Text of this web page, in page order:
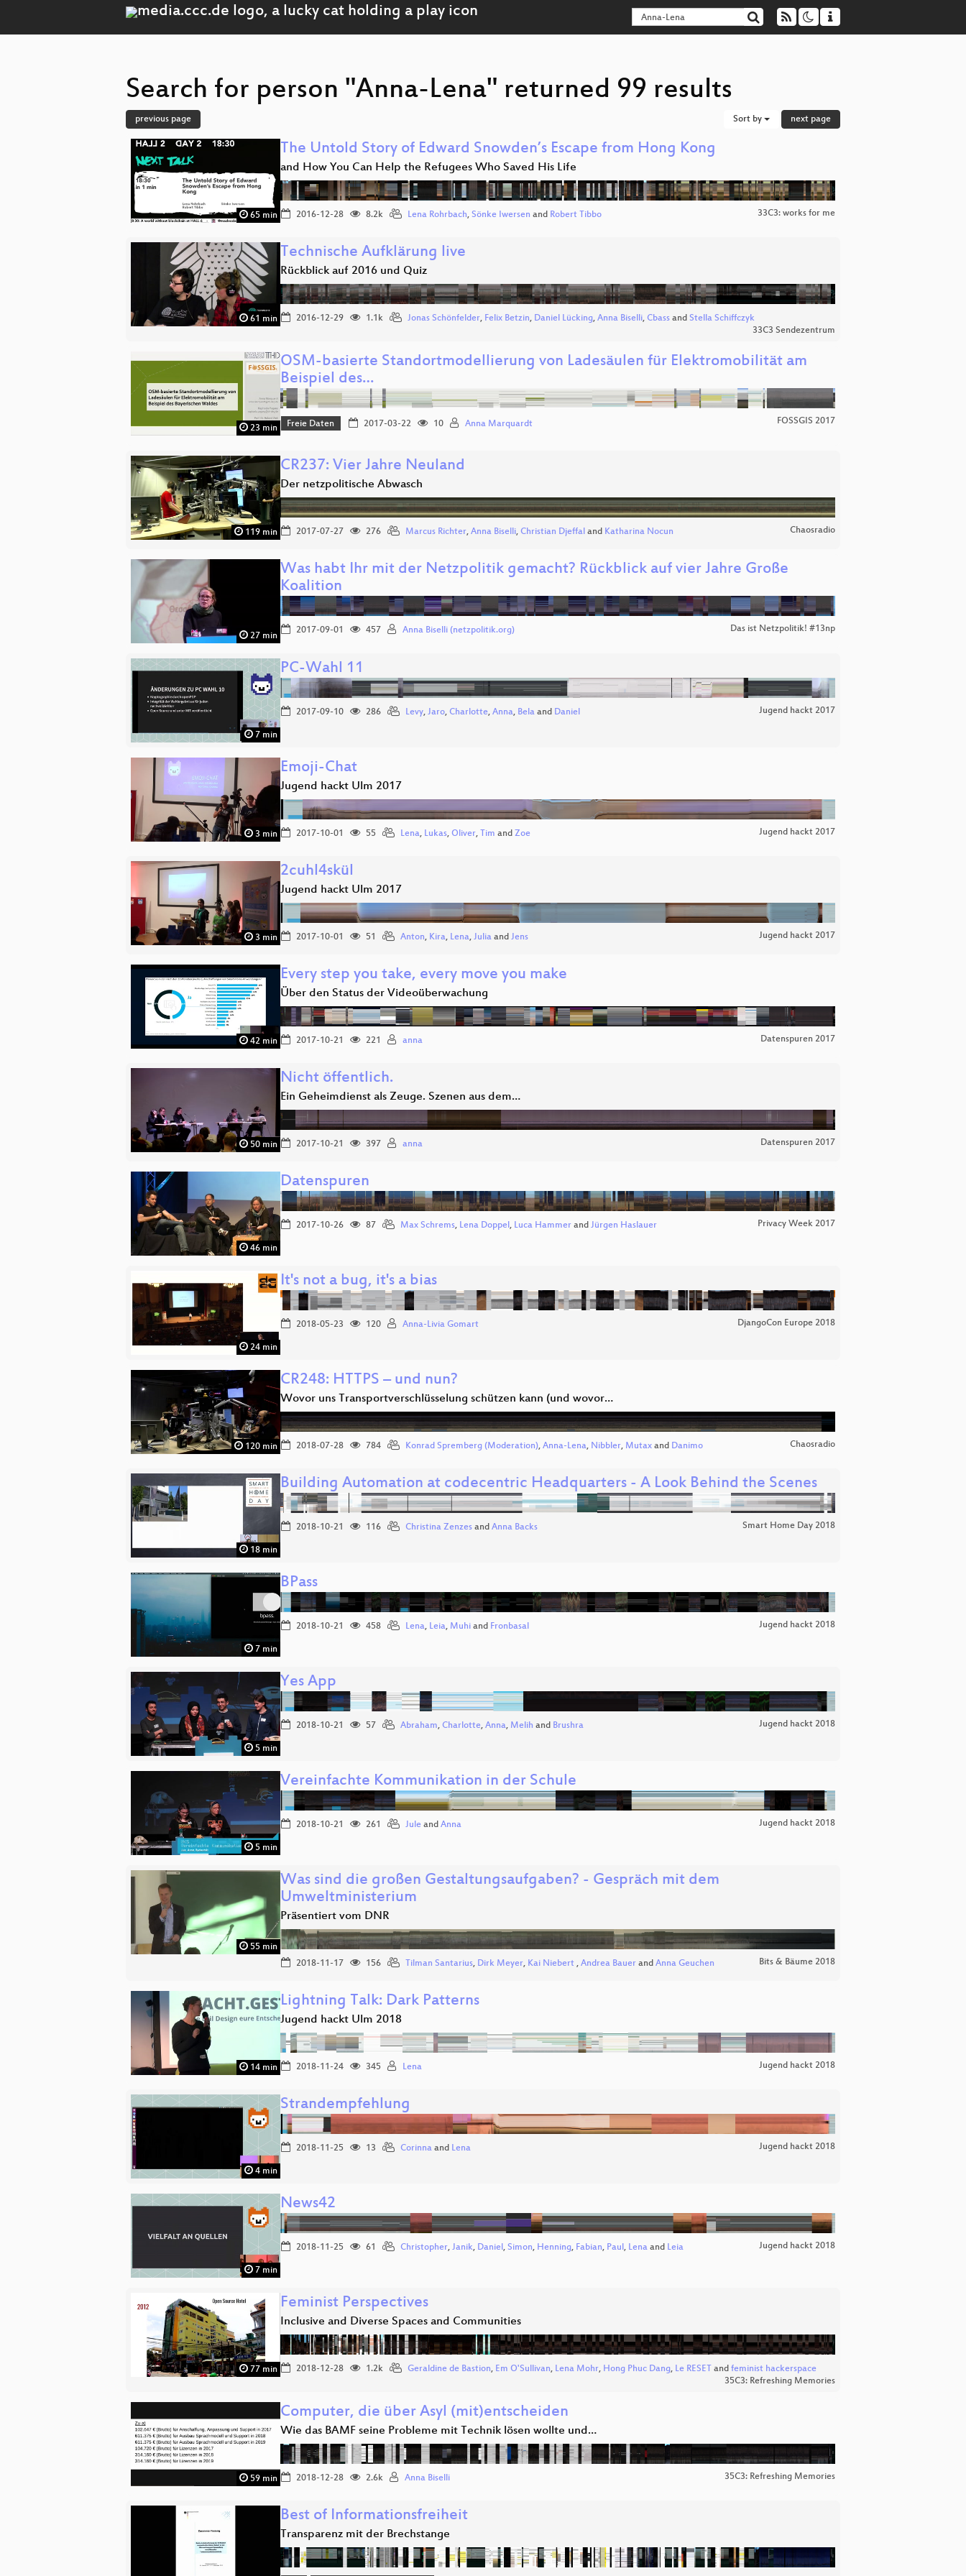
Search for person "Anna-Lena" returned 99 results
previous page Sort by next page
65 min
The Untold Story of Edward Snowden’s Escape from Hong Kong
and How You Can Help the Refugees Who Saved His Life
2016-12-28 8.2k Lena Rohrbach, Sönke Iwersen and Robert Tibbo 33C3: works for me
61 min
Technische Aufklärung live
Rückblick auf 2016 und Quiz
2016-12-29 1.1k Jonas Schönfelder, Felix Betzin, Daniel Lücking, Anna Biselli, Cbass and Stella Schiffczyk
33C3 Sendezentrum
23 min
OSM-basierte Standortmodellierung von Ladesäulen für Elektromobilität am
Beispiel des…
Freie Daten 2017-03-22 10 Anna Marquardt FOSSGIS 2017
119 min
CR237: Vier Jahre Neuland
Der netzpolitische Abwasch
2017-07-27 276 Marcus Richter, Anna Biselli, Christian Djeffal and Katharina Nocun Chaosradio
27 min
Was habt Ihr mit der Netzpolitik gemacht? Rückblick auf vier Jahre Große
Koalition
2017-09-01 457 Anna Biselli (netzpolitik.org) Das ist Netzpolitik! #13np
7 min
PC-Wahl 11
2017-09-10 286 Levy, Jaro, Charlotte, Anna, Bela and Daniel Jugend hackt 2017
3 min
Emoji-Chat
Jugend hackt Ulm 2017
2017-10-01 55 Lena, Lukas, Oliver, Tim and Zoe Jugend hackt 2017
3 min
2cuhl4skül
Jugend hackt Ulm 2017
2017-10-01 51 Anton, Kira, Lena, Julia and Jens Jugend hackt 2017
42 min
Every step you take, every move you make
Über den Status der Videoüberwachung
2017-10-21 221 anna Datenspuren 2017
50 min
Nicht öffentlich.
Ein Geheimdienst als Zeuge. Szenen aus dem…
2017-10-21 397 anna Datenspuren 2017
46 min
Datenspuren
2017-10-26 87 Max Schrems, Lena Doppel , Luca Hammer and Jürgen Haslauer Privacy Week 2017
24 min
It's not a bug, it's a bias
2018-05-23 120 Anna-Livia Gomart DjangoCon Europe 2018
120 min
CR248: HTTPS – und nun?
Wovor uns Transportverschlüsselung schützen kann (und wovor…
2018-07-28 784 Konrad Spremberg (Moderation), Anna-Lena, Nibbler, Mutax and Danimo Chaosradio
18 min
Building Automation at codecentric Headquarters - A Look Behind the Scenes
2018-10-21 116 Christina Zenzes and Anna Backs Smart Home Day 2018
7 min
BPass
2018-10-21 458 Lena, Leia, Muhi and Fronbasal Jugend hackt 2018
5 min
Yes App
2018-10-21 57 Abraham, Charlotte, Anna, Melih and Brushra Jugend hackt 2018
5 min
Vereinfachte Kommunikation in der Schule
2018-10-21 261 Jule and Anna Jugend hackt 2018
55 min
Was sind die großen Gestaltungsaufgaben? - Gespräch mit dem
Umweltministerium
Präsentiert vom DNR
2018-11-17 156 Tilman Santarius, Dirk Meyer, Kai Niebert , Andrea Bauer and Anna Geuchen Bits & Bäume 2018
14 min
Lightning Talk: Dark Patterns
Jugend hackt Ulm 2018
2018-11-24 345 Lena Jugend hackt 2018
4 min
Strandempfehlung
2018-11-25 13 Corinna and Lena Jugend hackt 2018
7 min
News42
2018-11-25 61 Christopher, Janik, Daniel , Simon, Henning, Fabian, Paul , Lena and Leia Jugend hackt 2018
77 min
Feminist Perspectives
Inclusive and Diverse Spaces and Communities
2018-12-28 1.2k Geraldine de Bastion, Em O'Sullivan, Lena Mohr, Hong Phuc Dang, Le RESET and feminist hackerspace
35C3: Refreshing Memories
59 min
Computer, die über Asyl (mit)entscheiden
Wie das BAMF seine Probleme mit Technik lösen wollte und…
2018-12-28 2.6k Anna Biselli 35C3: Refreshing Memories
Best of Informationsfreiheit
Transparenz mit der Brechstange